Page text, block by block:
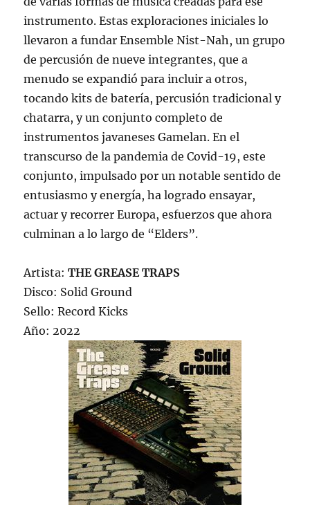
instrumento. Estas exploraciones iniciales lo
llevaron a fundar Ensemble Nist-Nah, un grupo
de percusión de nueve integrantes, que a
menudo se expandió para incluir a otros,
tocando kits de batería, percusión tradicional y
chatarra, y un conjunto completo de
instrumentos javaneses Gamelan. En el
transcurso de la pandemia de Covid-19, este
conjunto, impulsado por un notable sentido de
entusiasmo y energía, ha logrado ensayar,
actuar y recorrer Europa, esfuerzos que ahora
culminan a lo largo de “Elders”.
Artista:THE GREASE TRAPS
Disco: Solid Ground
Sello: Record Kicks
Año: 2022